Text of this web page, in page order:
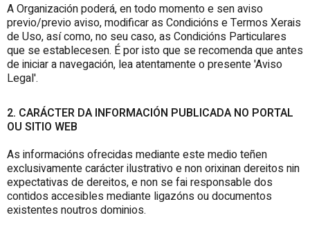
A Organización poderá, en todo momento e sen aviso
previo/previo aviso, modificar as Condicións e Termos Xerais
de Uso, así como, no seu caso, as Condicións Particulares
que se establecesen. É por isto que se recomenda que antes
de iniciar a navegación, lea atentamente o presente 'Aviso
Legal'.
2. CARÁCTER DA INFORMACIÓN PUBLICADA NO PORTAL
OU SITIO WEB
As informacións ofrecidas mediante este medio teñen
exclusivamente carácter ilustrativo e non orixinan dereitos nin
expectativas de dereitos, e non se fai responsable dos
contidos accesibles mediante ligazóns ou documentos
existentes noutros dominios.